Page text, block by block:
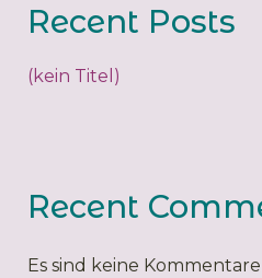
Recent Posts
(kein Titel)
Recent
Es sind keine